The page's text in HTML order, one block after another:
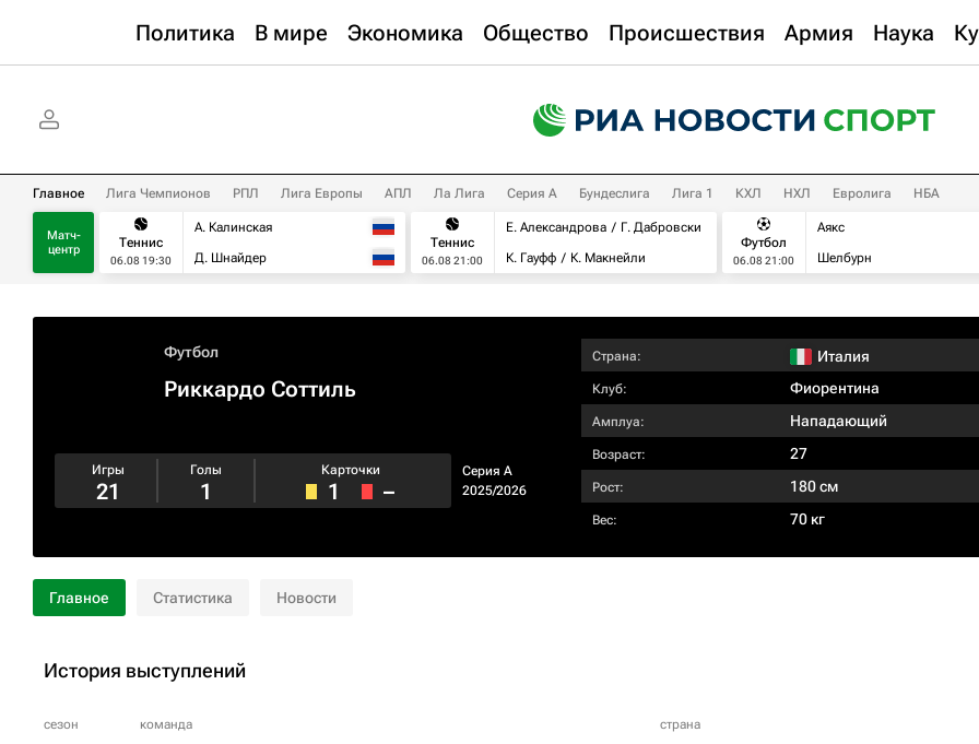
Политика В мире Экономика Общество Происшествия Армия Наука
Главное Лига Чемпионов РПЛ Лига Европы АПЛ Ла Лига Серия А Бундеслига Лига 1 КХЛ НХЛ Евролига НБА
Матч-
центр
Теннис
06.08 19:30
А. Калинская
Д. Шнайдер
Теннис
06.08 21:00
Е. Александрова
Г. Дабровски
К. Гауфф
К. Макнейли
Футбол
06.08 21:00
Аякс
Шелбурн
Футбол
Риккардо Соттиль
Серия А
2025/2026
Игры
21
Голы
1
Карточки
1 –
Страна: Италия
Клуб: Фиорентина
Амплуа: Нападающий
Возраст: 27
Рост: 180 см
Вес: 70 кг
Главное Статистика Новости
История выступлений
сезон команда страна